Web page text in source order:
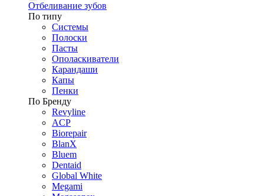
Отбеливание зубов
По типу
Системы
Полоски
Пасты
Ополаскиватели
Карандаши
Капы
Пенки
По Бренду
Revyline
ACP
Biorepair
BlanX
Bluem
Dentaid
Global White
Megami